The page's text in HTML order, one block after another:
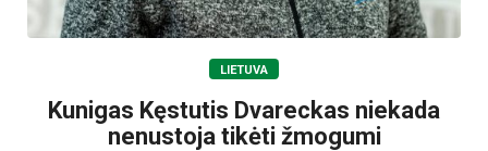
LIETUVA
Kunigas Kęstutis Dvareckas niekada
nenustoja tikėti žmogumi